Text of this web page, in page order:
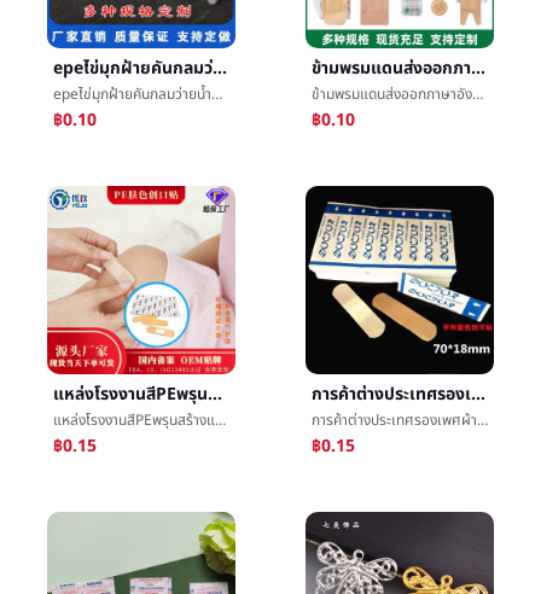
epeไข่มุกฝ้ายคันกลมว่ายน้ำติดผนังม่านการอุดรูรั่วติดลอรัลการกรอกวัสดุของแข็งคันกลม
epeไข่มุกฝ้ายคันกลมว่ายน้ำติดผนังม่านการอุดรูรั่วติดลอรัลการกรอกวัสดุของแข็งคันกลม
฿0.10
ข้ามพรมแดนส่งออกภาษาอังกฤษมีหลายสเปควางแผลPEระบายอากาศได้ดีกันน้ำวง-AidAllotypeการรวมกันHผีเสื้อเท้าตีคู่
ข้ามพรมแดนส่งออกภาษาอังกฤษมีหลายสเปควางแผลPEระบายอากาศได้ดีกันน้ำวง-AidAllotypeการรวมกันHผีเสื้อเท้าตีคู่
฿0.10
แหล่งโรงงานสีPEพรุนสร้างแปะปากกันน้ำระบายอากาศได้ดีเป็นกลางภาษาอังกฤษพิมพ์สร้างแปะชุดปฐมพยาบาลสามารถติดตั้งอุปกรณ์
แหล่งโรงงานสีPEพรุนสร้างแปะปากกันน้ำระบายอากาศได้ดีเป็นกลางภาษาอังกฤษพิมพ์สร้างแปะชุดปฐมพยาบาลสามารถติดตั้งอุปกรณ์
฿0.15
การค้าต่างประเทศรองเพศผ้ายืดหยุ่นกรณีฉุกเฉินผ้าธรรมดาวง-Aidภาษาอังกฤษกันน้ำข้ามพรมแดนวางแผลชุดปฐมพยาบาลติดตั้งอุปกรณ์
การค้าต่างประเทศรองเพศผ้ายืดหยุ่นกรณีฉุกเฉินผ้าธรรมดาวง-Aidภาษาอังกฤษกันน้ำข้ามพรมแดนวางแผลชุดปฐมพยาบาลติดตั้งอุปกรณ์
฿0.15